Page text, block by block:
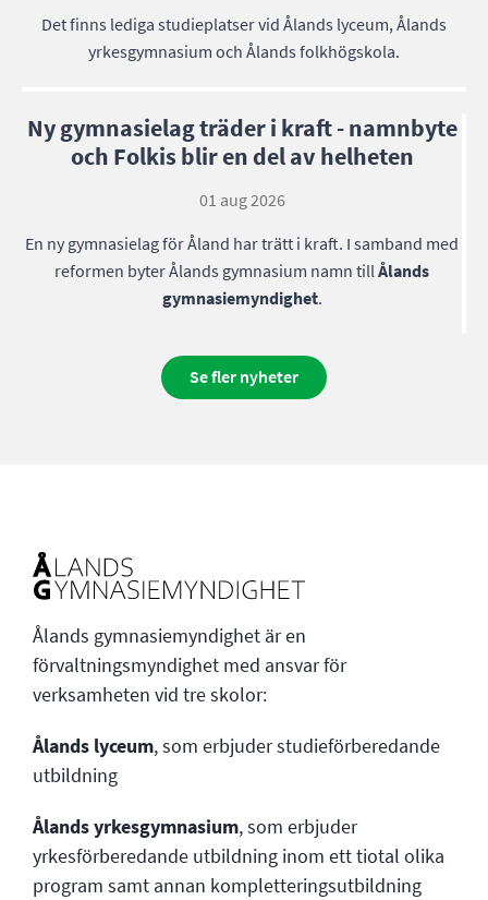
Det finns lediga studieplatser vid Ålands lyceum, Ålands
yrkesgymnasium och Ålands folkhögskola.
Ny gymnasielag träder i kraft - namnbyte
och Folkis blir en del av helheten
01 aug 2026
En ny gymnasielag för Åland har trätt i kraft. I samband med
reformen byter Ålands gymnasium namn tillÅlands
gymnasiemyndighet.
Se fler nyheter
Ålands gymnasiemyndighet är en
förvaltningsmyndighet med ansvar för
verksamheten vid tre skolor:
Ålands lyceum, som erbjuder studieförberedande
utbildning
Ålands yrkesgymnasium, som erbjuder
yrkesförberedande utbildning inom ett tiotal olika
program samt annan kompletteringsutbildning